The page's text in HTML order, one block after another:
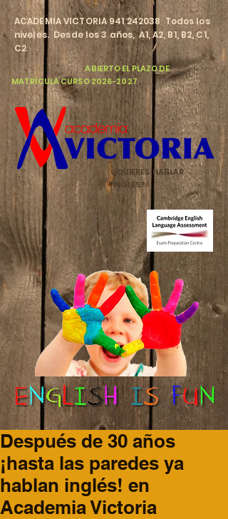
​ACADEMIA VICTORIA941 242038Todos los
niveles. Desde los 3 años, A1, A2, B1, B2, C1,
C2
​ABIERTO EL PLAZO DE
MATRÍCULA CURSO2026-2027
¿QUIERES HABLAR
INGLÉS?
Después de 30 años
¡hasta las paredes ya
hablan inglés! en
Academia Victoria